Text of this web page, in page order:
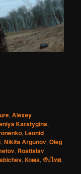
,Alexey
Karatygina,
, Leonid
,Nikita Argunov,Oleg
, Rostislav
,Кома,ซับไทย,